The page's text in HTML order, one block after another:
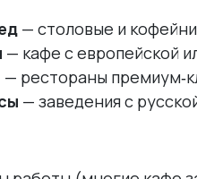
— столовые и
— кафе с европейской
— рестораны
— заведения с